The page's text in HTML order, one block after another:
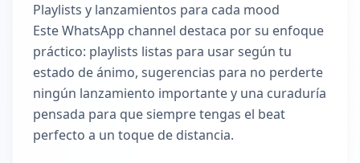
Playlists y lanzamientos para cada mood
Este WhatsApp channel destaca por su enfoque
práctico: playlists listas para usar según tu
estado de ánimo, sugerencias para no perderte
ningún lanzamiento importante y una curaduría
pensada para que siempre tengas el beat
perfecto a un toque de distancia.